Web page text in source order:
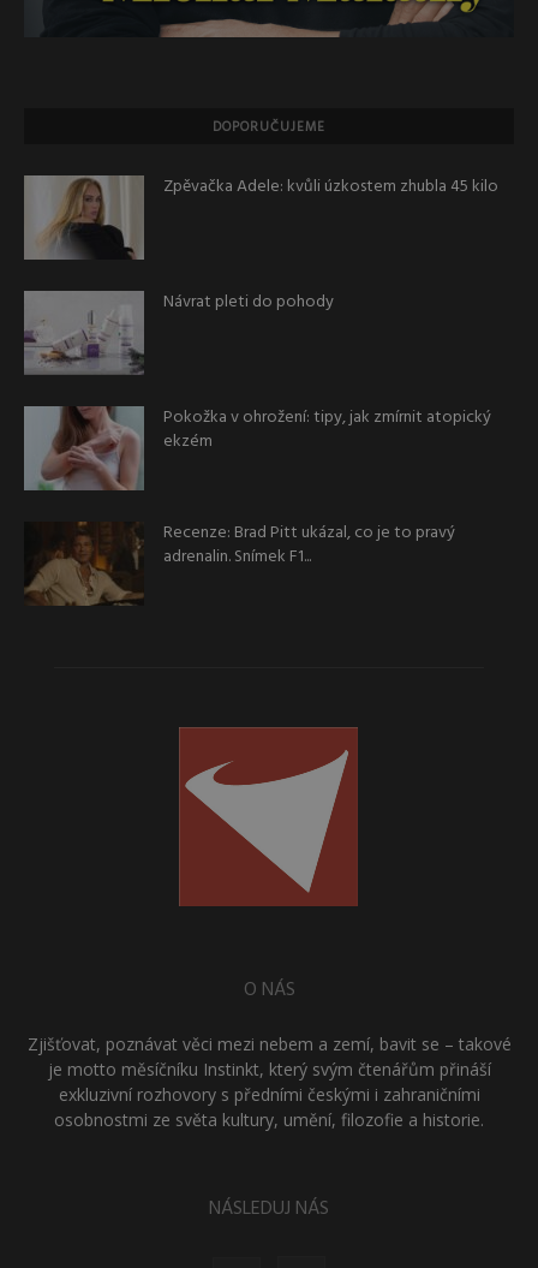
DOPORUČUJEME
Zpěvačka Adele: kvůli úzkostem zhubla 45 kilo
Návrat pleti do pohody
Pokožka v ohrožení: tipy, jak zmírnit atopický
ekzém
Recenze: Brad Pitt ukázal, co je to pravý
adrenalin. Snímek F1...
O NÁS
Zjišťovat, poznávat věci mezi nebem a zemí, bavit se – takové
je motto měsíčníku Instinkt, který svým čtenářům přináší
exkluzivní rozhovory s předními českými i zahraničními
osobnostmi ze světa kultury, umění, filozofie a historie.
NÁSLEDUJ NÁS